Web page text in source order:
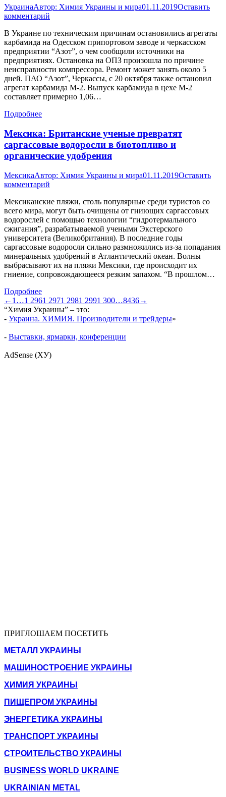
УкраинаАвтор: Химия Украины и мира01.11.2019Оставить
комментарий
В Украине по техническим причинам остановились агрегаты
карбамида на Одесском припортовом заводе и черкасском
предприятии “Азот”, о чем сообщили источники на
предприятиях. Остановка на ОПЗ произошла по причине
неисправности компрессора. Ремонт может занять около 5
дней. ПАО “Азот”, Черкассы, с 20 октября также остановил
агрегат карбамида М-2. Выпуск карбамида в цехе М-2
составляет примерно 1,06…
Подробнее
Мексика: Британские ученые превратят
саргассовые водоросли в биотопливо и
органические удобрения
МексикаАвтор: Химия Украины и мира01.11.2019Оставить
комментарий
Мексиканские пляжи, столь популярные среди туристов со
всего мира, могут быть очищены от гниющих саргассовых
водорослей с помощью технологии “гидротермального
сжигания”, разрабатываемой учеными Экстерского
университета (Великобритания). В последние годы
саргассовые водоросли сильно размножились из-за попадания
минеральных удобрений в Атлантический океан. Волны
выбрасывают их на пляжи Мексики, где происходит их
гниение, сопровождающееся резким запахом. “В прошлом…
Подробнее
← 1 …1 2961 2971 2981 2991 300…8436→
“Химия Украины” – это:
- Украина. ХИМИЯ. Производители и трейдеры»
- Выставки, ярмарки, конференции
AdSense (ХУ)
ПРИГЛОШАЕМ ПОСЕТИТЬ
МЕТАЛЛ УКРАИНЫ
МАШИНОСТРОЕНИЕ УКРАИНЫ
ХИМИЯ УКРАИНЫ
ПИЩЕПРОМ УКРАИНЫ
ЭНЕРГЕТИКА УКРАИНЫ
ТРАНСПОРТ УКРАИНЫ
СТРОИТЕЛЬСТВО УКРАИНЫ
BUSINESS WORLD UKRAINE
UKRAINIAN METAL